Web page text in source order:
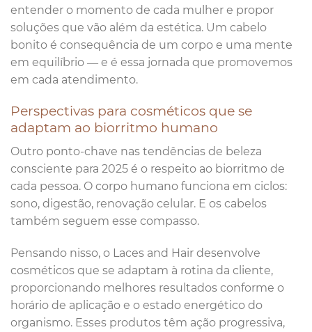
entender o momento de cada mulher e propor
soluções que vão além da estética. Um cabelo
bonito é consequência de um corpo e uma mente
em equilíbrio — e é essa jornada que promovemos
em cada atendimento.
Perspectivas para cosméticos que se
adaptam ao biorritmo humano
Outro ponto-chave nas tendências de beleza
consciente para 2025 é o respeito ao biorritmo de
cada pessoa. O corpo humano funciona em ciclos:
sono, digestão, renovação celular. E os cabelos
também seguem esse compasso.
Pensando nisso, o Laces and Hair desenvolve
cosméticos que se adaptam à rotina da cliente,
proporcionando melhores resultados conforme o
horário de aplicação e o estado energético do
organismo. Esses produtos têm ação progressiva,